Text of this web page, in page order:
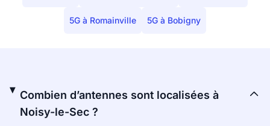
5G à Romainville 5G à Bobigny
Combien d’antennes sont localisées à
Noisy-le-Sec ?